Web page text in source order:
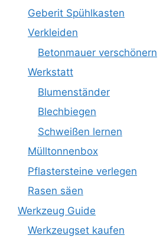
Geberit Spühlkasten
Verkleiden
Betonmauer verschönern
Werkstatt
Blumenständer
Blechbiegen
Schweißen lernen
Mülltonnenbox
Pflastersteine verlegen
Rasen säen
Werkzeug Guide
Werkzeugset kaufen